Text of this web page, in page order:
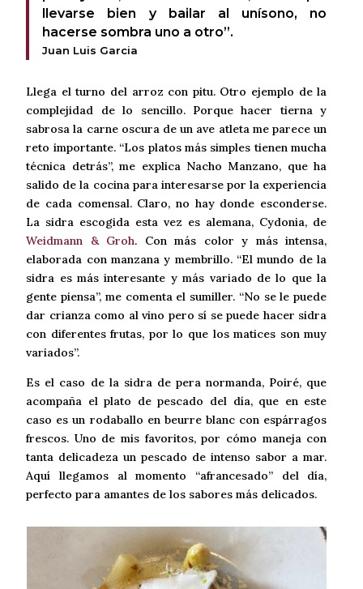
llevarse bien y bailar al unísono, no
hacerse sombra uno a otro”.
Juan Luis Garcia
Llega el turno del arroz con pitu. Otro ejemplo de la
complejidad de lo sencillo. Porque hacer tierna y
sabrosa la carne oscura de un ave atleta me parece un
reto importante. “Los platos más simples tienen mucha
técnica detrás”, me explica Nacho Manzano, que ha
salido de la cocina para interesarse por la experiencia
de cada comensal. Claro, no hay donde esconderse.
La sidra escogida esta vez es alemana, Cydonia, de
Weidmann & Groh. Con más color y más intensa,
elaborada con manzana y membrillo. “El mundo de la
sidra es más interesante y más variado de lo que la
gente piensa”, me comenta el sumiller. “No se le puede
dar crianza como al vino pero sí se puede hacer sidra
con diferentes frutas, por lo que los matices son muy
variados”.
Es el caso de la sidra de pera normanda, Poiré, que
acompaña el plato de pescado del día, que en este
caso es un rodaballo en beurre blanc con espárragos
frescos. Uno de mis favoritos, por cómo maneja con
tanta delicadeza un pescado de intenso sabor a mar.
Aquí llegamos al momento “afrancesado” del día,
perfecto para amantes de los sabores más delicados.